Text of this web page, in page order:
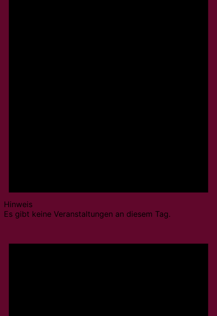
Hinweis
Es gibt keine Veranstaltungen an diesem Tag.